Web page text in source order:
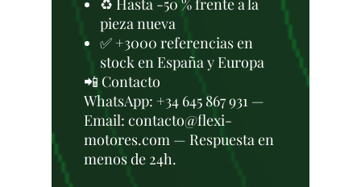
♻️ Hasta -50 % frente a la
pieza nueva
✅ +3000 referencias en
stock en España y Europa
📲 Contacto
WhatsApp: +34 645 867 931 —
Email: contacto@flexi-
motores.com — Respuesta en
menos de 24h.